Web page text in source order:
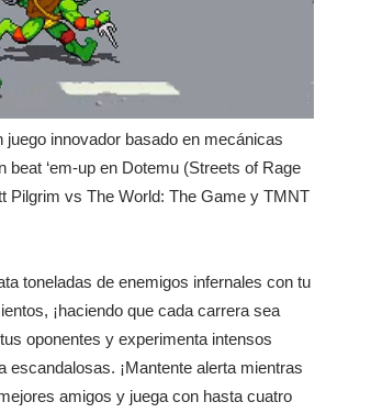
juego innovador basado en mecánicas
‘em-up en Dotemu (Streets of Rage
Pilgrim vs The World: The Game y TMNT
toneladas de enemigos infernales con tu
¡haciendo que cada carrera sea
oponentes y experimenta intensos
¡Mantente alerta mientras
amigos y juega con hasta cuatro